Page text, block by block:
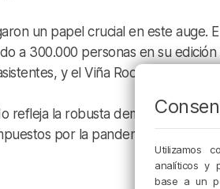
un papel crucial en este auge.
a 300.000 personas en su
y el Viña Rock de
refleja la robusta demanda de
por la pandemia.
Utilizamos
analíticos y
base a un